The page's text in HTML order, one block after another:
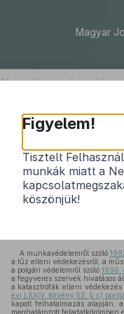
Magyar
a hivatásos
irányú
szakmai
A munkavédelemről szóló
a tűz elleni védekezésről, a
a polgári védelemről szóló 1996.
a fegyveres szervek hivatásos
a katasztrófák elleni
évi LXXIV. törvény 53. § c)
kapott felhatalmazás alapján,
meghatározott
Figyelem!
Tisztelt
munkák miatt a
köszönjük!